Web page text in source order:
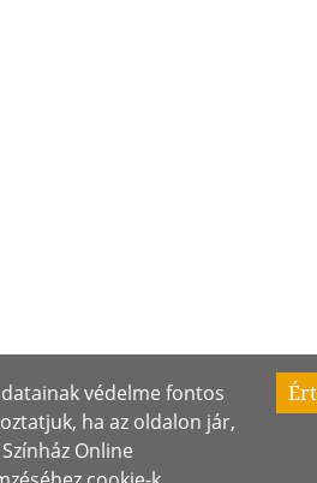
védelme fontos
ha az oldalon jár,
Online